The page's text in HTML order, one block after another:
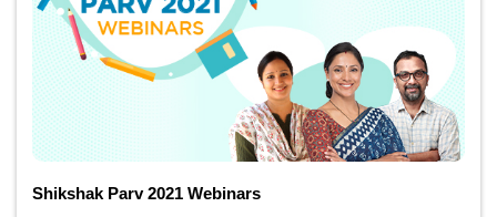
Shikshak Parv 2021 Webinars